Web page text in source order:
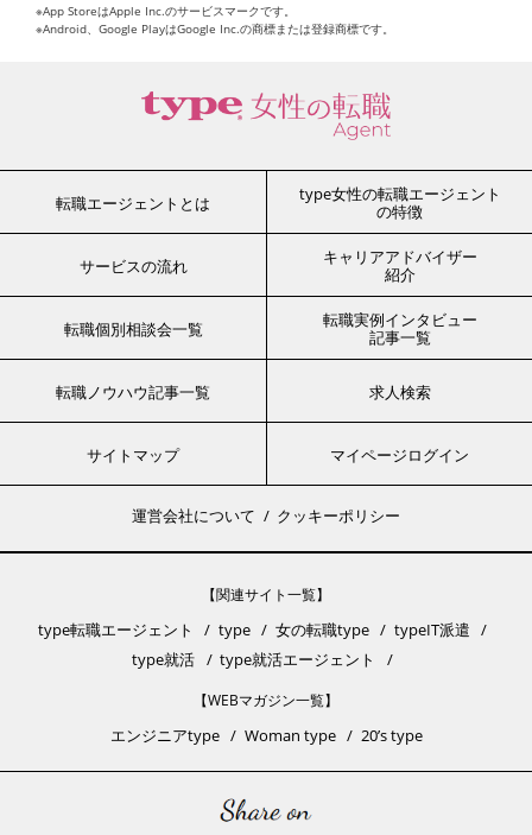
※App StoreはApple Inc.のサービスマークです。
※Android、Google PlayはGoogle Inc.の商標または登録商標です。
転職エージェントとは
type女性の転職エージェント
の特徴
サービスの流れ
キャリアアドバイザー
紹介
転職個別相談会一覧
転職実例インタビュー
記事一覧
転職ノウハウ記事一覧 求人検索
サイトマップ マイページログイン
運営会社について クッキーポリシー
【関連サイト一覧】
type転職エージェント type 女の転職type
typeIT派遣
type就活
type就活エージェント
【WEBマガジン一覧】
エンジニアtype Woman type 20’s type